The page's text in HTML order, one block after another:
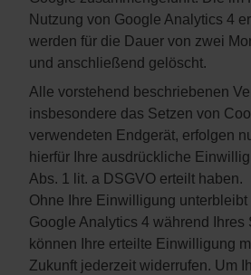
Nutzung von Google Analytics 4
werden für die Dauer von zwei
und anschließend gelöscht.
Alle vorstehend beschriebenen
insbesondere das Setzen von
verwendeten Endgerät, erfolgen
hierfür Ihre ausdrückliche
Abs. 1 lit. a DSGVO erteilt haben.
Ohne Ihre Einwilligung unterbleibt
Google Analytics 4 während Ihres
können Ihre erteilte Einwilligung
Zukunft jederzeit widerrufen. Um